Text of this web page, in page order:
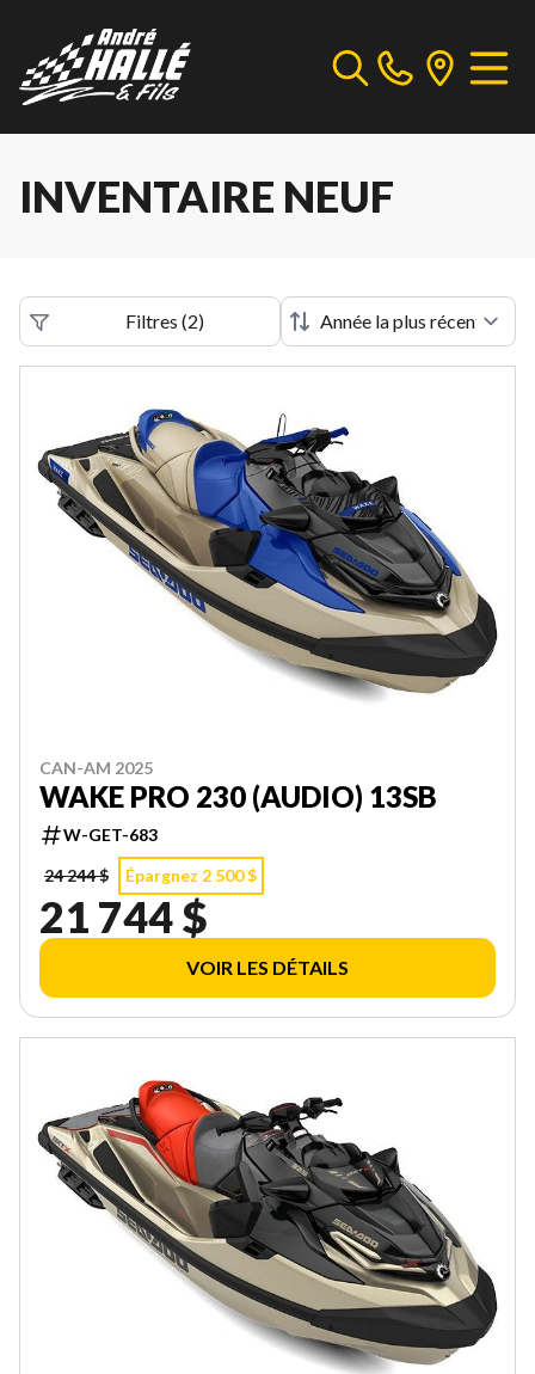
INVENTAIRE NEUF
Filtres (2)
CAN-AM 2025
WAKE PRO 230 (AUDIO) 13SB
W-GET-683
24 244 $
Épargnez 2 500 $
21 744 $
VOIR LES DÉTAILS